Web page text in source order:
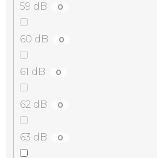
59 dB 0
60 dB 0
61 dB 0
62 dB 0
63 dB 0